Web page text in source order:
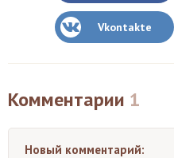
Vkontakte
Комментарии 1
Новый комментарий: